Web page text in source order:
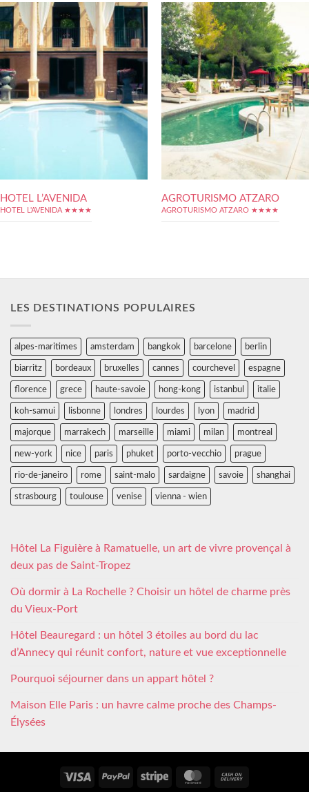
HOTEL L’AVENIDA
HOTEL L'AVENIDA ★★★★
AGROTURISMO ATZARO
AGROTURISMO ATZARO ★★★★
LES DESTINATIONS POPULAIRES
alpes-maritimes amsterdam bangkok barcelone berlin
biarritz bordeaux bruxelles cannes courchevel espagne
florence grece haute-savoie hong-kong istanbul italie
koh-samui lisbonne londres lourdes lyon madrid
majorque marrakech marseille miami milan montreal
new-york nice paris phuket porto-vecchio prague
rio-de-janeiro rome saint-malo sardaigne savoie shanghai
strasbourg toulouse venise vienna - wien
Hôtel La Figuière à Ramatuelle, un art de vivre provençal à
deux pas de Saint-Tropez
Où dormir à La Rochelle ? Choisir un hôtel de charme près
du Vieux-Port
Hôtel Beauregard : un hôtel 3 étoiles au bord du lac
d’Annecy qui réunit confort, nature et vue exceptionnelle
Pourquoi séjourner dans un appart hôtel ?
Maison Elle Paris : un havre calme proche des Champs-
Élysées
Visa PayPal Stripe MasterCard